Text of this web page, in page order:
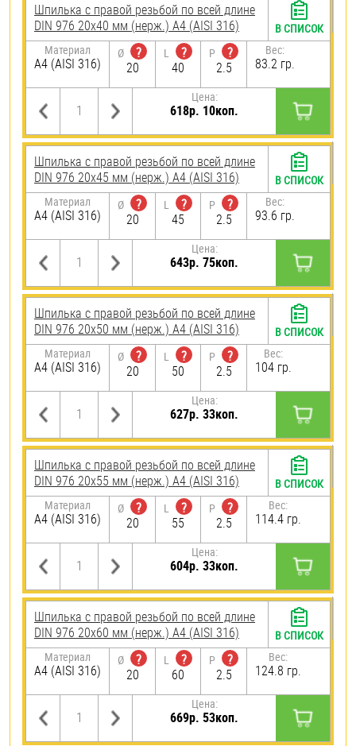
Шпилька с правой резьбой по всей длине
DIN 976 20х40 мм (нерж.) A4 (AISI 316)
Материал
A4 (AISI 316)
Ø
?
20
L
?
40
P
?
2.5
Вес:
83.2 гр.
Цена:
618р. 10коп.
В СПИСОК
Шпилька с правой резьбой по всей длине
DIN 976 20х45 мм (нерж.) A4 (AISI 316)
Материал
A4 (AISI 316)
Ø
?
20
L
?
45
P
?
2.5
Вес:
93.6 гр.
Цена:
643р. 75коп.
В СПИСОК
Шпилька с правой резьбой по всей длине
DIN 976 20х50 мм (нерж.) A4 (AISI 316)
Материал
A4 (AISI 316)
Ø
?
20
L
?
50
P
?
2.5
Вес:
104 гр.
Цена:
627р. 33коп.
В СПИСОК
Шпилька с правой резьбой по всей длине
DIN 976 20х55 мм (нерж.) A4 (AISI 316)
Материал
A4 (AISI 316)
Ø
?
20
L
?
55
P
?
2.5
Вес:
114.4 гр.
Цена:
604р. 33коп.
В СПИСОК
Шпилька с правой резьбой по всей длине
DIN 976 20х60 мм (нерж.) A4 (AISI 316)
Материал
A4 (AISI 316)
Ø
?
20
L
?
60
P
?
2.5
Вес:
124.8 гр.
Цена:
669р. 53коп.
В СПИСОК